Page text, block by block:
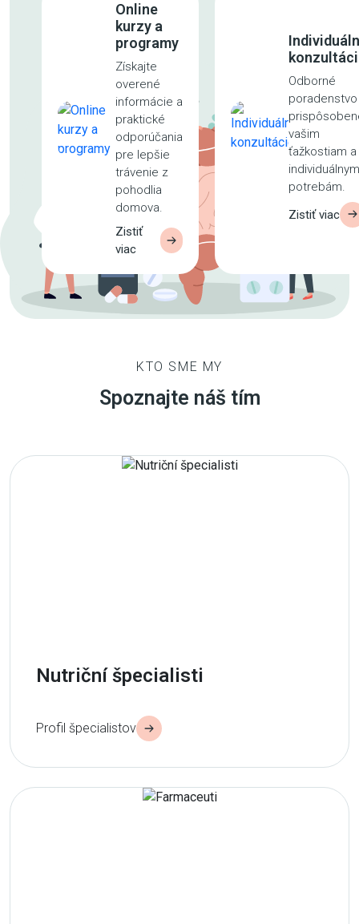
Online
kurzy a
programy
Získajte
overené
informácie a
praktické
odporúčania
pre lepšie
trávenie z
pohodlia
domova.
Zistiť
viac
Odborné
poradenstvo
vašim
ťažkostiam a
individuálnym
potrebám.
Zistiť viac
KTO SME MY
Spoznajte náš tím
Nutriční špecialisti
Profil špecialistov